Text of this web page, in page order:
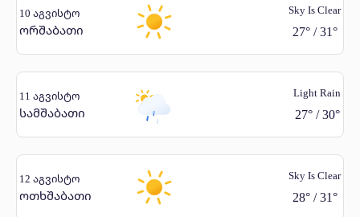
10 აგვისტო
ორშაბათი
Sky Is Clear
27°/31°
11 აგვისტო
სამშაბათი
Light Rain
27°/30°
12 აგვისტო
ოთხშაბათი
Sky Is Clear
28°/31°